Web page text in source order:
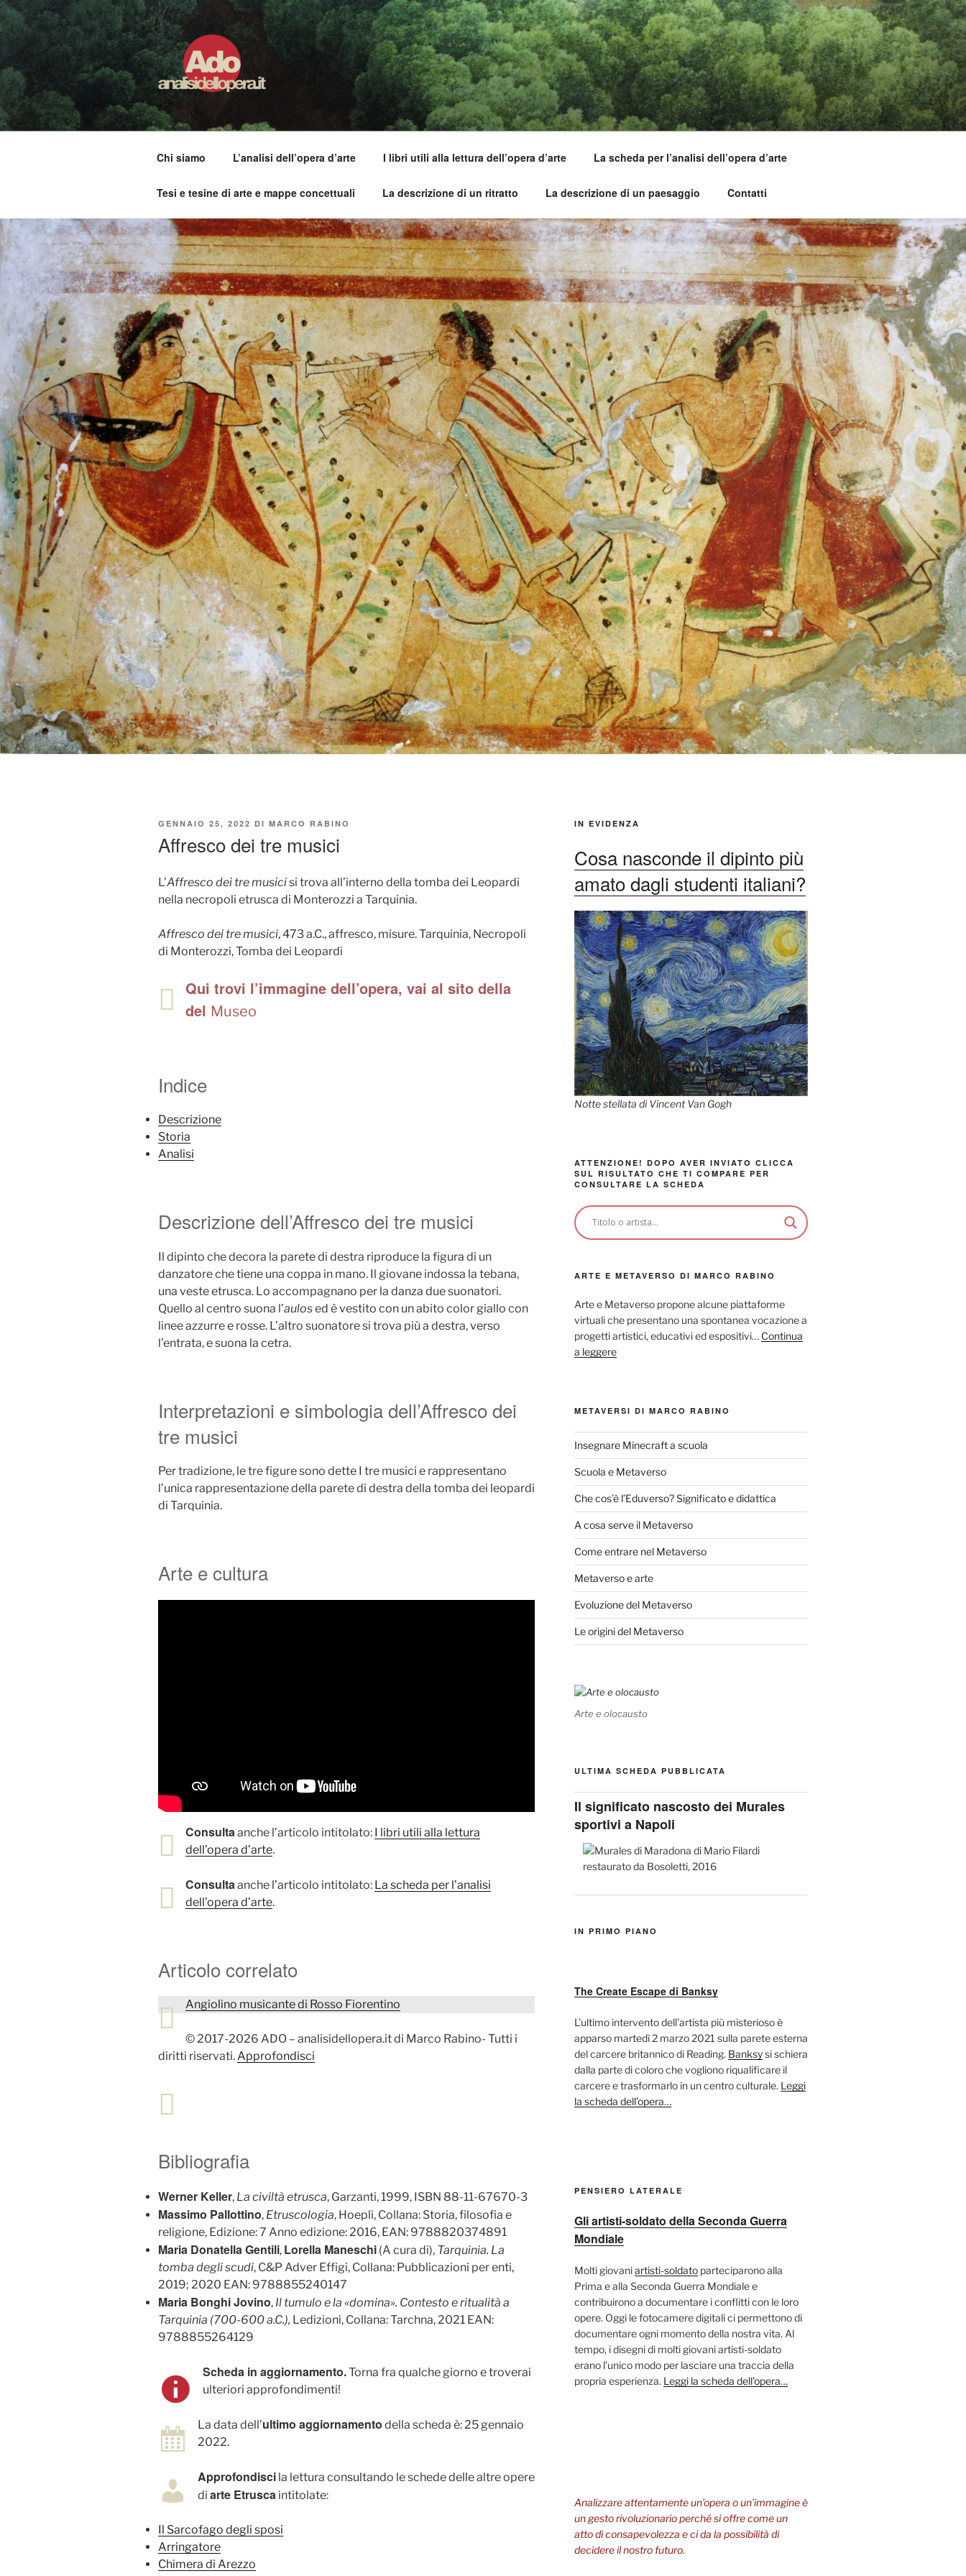
Salta
al
contenuto
ADO ANALISI DELL'OPERA
Osservare le opere d'arte per capirle e imparare ad amarle
Chi siamo L’analisi dell’opera d’arte I libri utili alla lettura dell’opera d’arte La scheda per l’analisi dell’opera d’arte
Tesi e tesine di arte e mappe concettuali La descrizione di un ritratto La descrizione di un paesaggio Contatti
PUBBLICATO
GENNAIO 25, 2022 DI MARCO RABINO
Affresco dei tre musici
L’Affresco dei tre musicisi trova all’interno della tomba dei Leopardi
nella necropoli etrusca di Monterozzi a Tarquinia.
Affresco dei tre musici, 473 a.C., affresco, misure. Tarquinia, Necropoli
di Monterozzi, Tomba dei Leopardi
Qui trovi l’immagine dell’opera, vai al sito della
del Museo
Indice
Descrizione
Storia
Analisi
Descrizione dell’Affresco dei tre musici
Il dipinto che decora la parete di destra riproduce la figura di un
danzatore che tiene una coppa in mano. Il giovane indossa la tebana,
una veste etrusca. Lo accompagnano per la danza due suonatori.
Quello al centro suona l’aulosed è vestito con un abito color giallo con
linee azzurre e rosse. L’altro suonatore si trova più a destra, verso
l’entrata, e suona la cetra.
Interpretazioni e simbologia dell’Affresco dei
tre musici
Per tradizione, le tre figure sono dette I tre musici e rappresentano
l’unica rappresentazione della parete di destra della tomba dei leopardi
di Tarquinia.
Arte e cultura
Consultaanche l’articolo intitolato: I libri utili alla lettura
dell’opera d’arte.
Consultaanche l’articolo intitolato: La scheda per l’analisi
dell’opera d’arte.
Articolo correlato
Angiolino musicante di Rosso Fiorentino
© 2017-2026 ADO – analisidellopera.it di Marco Rabino- Tutti i
diritti riservati.Approfondisci
Bibliografia
Werner Keller, La civiltà etrusca, Garzanti, 1999, ISBN 88-11-67670-3
Massimo Pallottino, Etruscologia, Hoepli, Collana: Storia, filosofia e
religione, Edizione: 7 Anno edizione: 2016, EAN: 9788820374891
Maria Donatella Gentili, Lorella Maneschi (A cura di), Tarquinia. La
tomba degli scudi, C&P Adver Effigi, Collana: Pubblicazioni per enti,
2019; 2020 EAN: 9788855240147
Maria Bonghi Jovino, Il tumulo e la «domina». Contesto e ritualità a
Tarquinia (700-600 a.C.), Ledizioni, Collana: Tarchna, 2021 EAN:
9788855264129
Scheda in aggiornamento.Torna fra qualche giorno e troverai
ulteriori approfondimenti!
La data dell’ultimo aggiornamento della scheda è: 25 gennaio
2022.
Approfondisci la lettura consultando le schede delle altre opere
di arte Etrusca intitolate:
Il Sarcofago degli sposi
Arringatore
Chimera di Arezzo
IN EVIDENZA
Cosa nasconde il dipinto più
amato dagli studenti italiani?
Notte stellata di Vincent Van Gogh
ATTENZIONE! DOPO AVER INVIATO CLICCA
SUL RISULTATO CHE TI COMPARE PER
CONSULTARE LA SCHEDA
ARTE E METAVERSO DI MARCO RABINO
Arte e Metaverso propone alcune piattaforme
virtuali che presentano una spontanea vocazione a
progetti artistici, educativi ed espositivi… Continua
a leggere
METAVERSI DI MARCO RABINO
Insegnare Minecraft a scuola
Scuola e Metaverso
Che cos’è l’Eduverso? Significato e didattica
A cosa serve il Metaverso
Come entrare nel Metaverso
Metaverso e arte
Evoluzione del Metaverso
Le origini del Metaverso
Arte e olocausto
ULTIMA SCHEDA PUBBLICATA
Il significato nascosto dei Murales
sportivi a Napoli
IN PRIMO PIANO
The Create Escape di Banksy
L’ultimo intervento dell’artista più misterioso è
apparso martedì 2 marzo 2021 sulla parete esterna
del carcere britannico di Reading. Banksysi schiera
dalla parte di coloro che vogliono riqualificare il
carcere e trasformarlo in un centro culturale. Leggi
la scheda dell’opera…
PENSIERO LATERALE
Gli artisti-soldato della Seconda Guerra
Mondiale
Molti giovaniartisti-soldatoparteciparono alla
Prima e alla Seconda Guerra Mondiale e
contribuirono a documentare i conflitti con le loro
opere. Oggi le fotocamere digitali ci permettono di
documentare ogni momento della nostra vita. Al
tempo, i disegni di molti giovani artisti-soldato
erano l’unico modo per lasciare una traccia della
propria esperienza. Leggi la scheda dell’opera…
Analizzare attentamente un’opera o un’immagine è
un gesto rivoluzionario perché si offre come un
atto di consapevolezza e ci da la possibilità di
decidere il nostro futuro.